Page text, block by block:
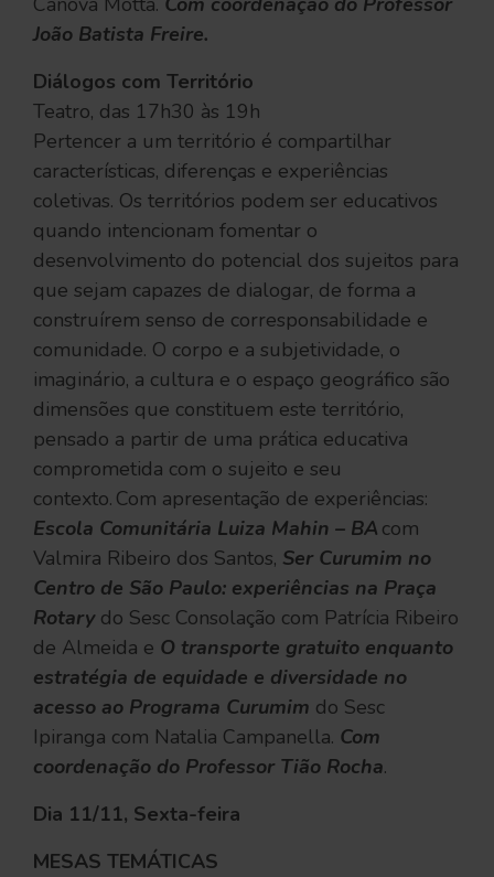
João Batista Freire.
Diálogos com Território
Teatro, das 17h30 às 19h
Pertencer a um território é compartilhar
características, diferenças e experiências
coletivas. Os territórios podem ser educativos
quando intencionam fomentar o
desenvolvimento do potencial dos sujeitos para
que sejam capazes de dialogar, de forma a
construírem senso de corresponsabilidade e
comunidade. O corpo e a subjetividade, o
imaginário, a cultura e o espaço geográfico são
dimensões que constituem este território,
pensado a partir de uma prática educativa
comprometida com o sujeito e seu
contexto. Com apresentação de experiências:
Escola Comunitária Luiza Mahin – BA com
Valmira Ribeiro dos Santos, Ser Curumim no
Centro de São Paulo: experiências na Praça
Rotary do Sesc Consolação com Patrícia Ribeiro
de Almeida e O transporte gratuito enquanto
estratégia de equidade e diversidade no
acesso ao Programa Curumim do Sesc
Ipiranga com Natalia Campanella. Com
coordenação do Professor Tião Rocha.
Dia 11/11, Sexta-feira
MESAS TEMÁTICAS